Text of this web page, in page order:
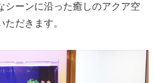
シーンに沿った癒しのアクア空
だきます。